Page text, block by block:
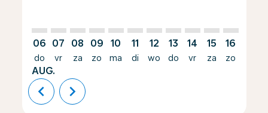
06
do
AUG.
07
vr
08
za
09
zo
10
ma
11
di
12
wo
13
do
14
vr
15
za
16
zo
chevron_left chevron_right